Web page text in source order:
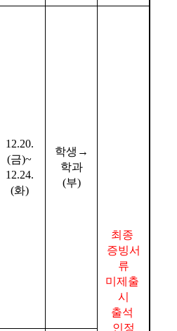
12.20.
(금)~
12.24.
(화)
학생 →
학과
(부)
최종
증빙서
류
미제출
시
출석
인정